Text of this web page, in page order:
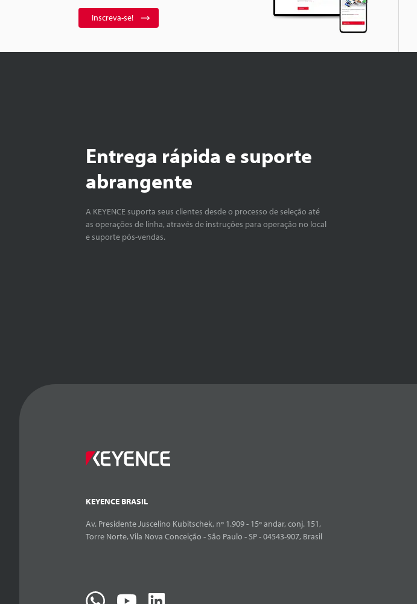
Inscreva-se!
Entrega rápida e suporte
abrangente
A KEYENCE suporta seus clientes desde o processo de seleção até
as operações de linha, através de instruções para operação no local
e suporte pós-vendas.
KEYENCE BRASIL
Av. Presidente Juscelino Kubitschek, nº 1.909 - 15º andar, conj. 151,
Torre Norte, Vila Nova Conceição - São Paulo - SP - 04543-907, Brasil